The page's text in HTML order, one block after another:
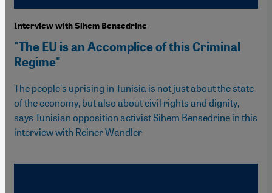
Interview with Sihem Bensedrine
"The EU is an Accomplice of this Criminal
Regime"
The people's uprising in Tunisia is not just about the state
of the economy, but also about civil rights and dignity,
says Tunisian opposition activist Sihem Bensedrine in this
interview with Reiner Wandler